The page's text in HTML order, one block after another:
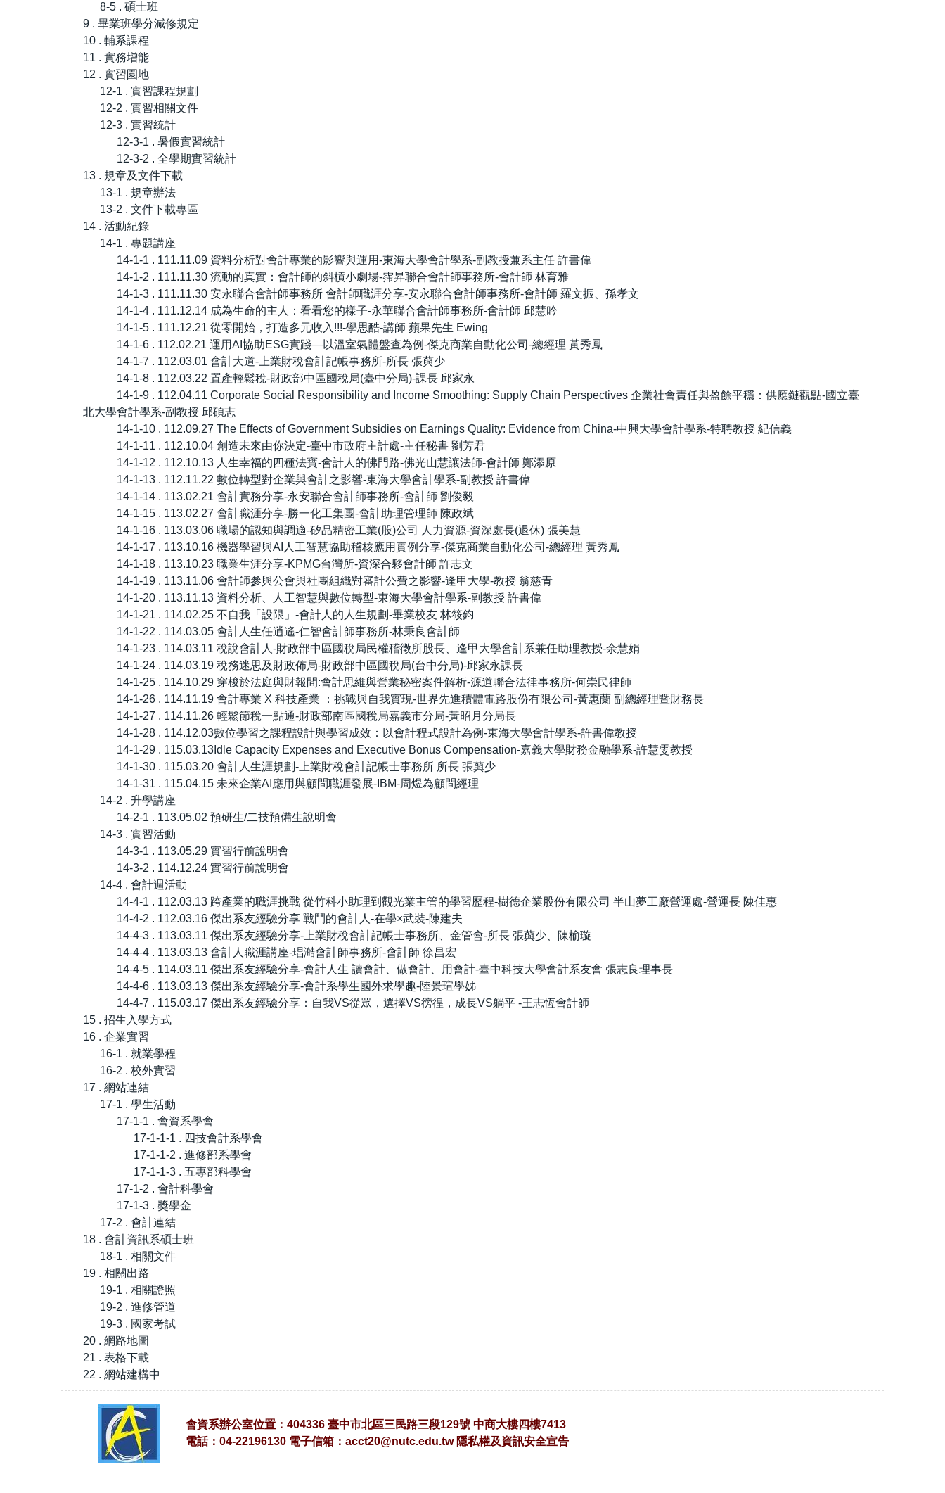
8-5 . 碩士班
9 . 畢業班學分減修規定
10 . 輔系課程
11 . 實務增能
12 . 實習園地
12-1 . 實習課程規劃
12-2 . 實習相關文件
12-3 . 實習統計
12-3-1 . 暑假實習統計
12-3-2 . 全學期實習統計
13 . 規章及文件下載
13-1 . 規章辦法
13-2 . 文件下載專區
14 . 活動紀錄
14-1 . 專題講座
14-1-1 . 111.11.09 資料分析對會計專業的影響與運用-東海大學會計學系-副教授兼系主任 許書偉
14-1-2 . 111.11.30 流動的真實：會計師的斜槓小劇場-霈昇聯合會計師事務所-會計師 林育雅
14-1-3 . 111.11.30 安永聯合會計師事務所 會計師職涯分享-安永聯合會計師事務所-會計師 羅文振、孫孝文
14-1-4 . 111.12.14 成為生命的主人：看看您的樣子-永華聯合會計師事務所-會計師 邱慧吟
14-1-5 . 111.12.21 從零開始，打造多元收入!!!-學思酷-講師 蘋果先生 Ewing
14-1-6 . 112.02.21 運用AI協助ESG實踐—以溫室氣體盤查為例-傑克商業自動化公司-總經理 黃秀鳳
14-1-7 . 112.03.01 會計大道-上業財稅會計記帳事務所-所長 張藇少
14-1-8 . 112.03.22 置產輕鬆稅-財政部中區國稅局(臺中分局)-課長 邱家永
14-1-9 . 112.04.11 Corporate Social Responsibility and Income Smoothing: Supply Chain Perspectives 企業社會責任與盈餘平穩：供應鏈觀點-國立臺
北大學會計學系-副教授 邱碩志
14-1-10 . 112.09.27 The Effects of Government Subsidies on Earnings Quality: Evidence from China-中興大學會計學系-特聘教授 紀信義
14-1-11 . 112.10.04 創造未來由你決定-臺中市政府主計處-主任秘書 劉芳君
14-1-12 . 112.10.13 人生幸福的四種法寶-會計人的佛門路-佛光山慧讓法師-會計師 鄭添原
14-1-13 . 112.11.22 數位轉型對企業與會計之影響-東海大學會計學系-副教授 許書偉
14-1-14 . 113.02.21 會計實務分享-永安聯合會計師事務所-會計師 劉俊毅
14-1-15 . 113.02.27 會計職涯分享-勝一化工集團-會計助理管理師 陳政斌
14-1-16 . 113.03.06 職場的認知與調適-矽品精密工業(股)公司 人力資源-資深處長(退休) 張美慧
14-1-17 . 113.10.16 機器學習與AI人工智慧協助稽核應用實例分享-傑克商業自動化公司-總經理 黃秀鳳
14-1-18 . 113.10.23 職業生涯分享-KPMG台灣所-資深合夥會計師 許志文
14-1-19 . 113.11.06 會計師參與公會與社團組織對審計公費之影響-逢甲大學-教授 翁慈青
14-1-20 . 113.11.13 資料分析、人工智慧與數位轉型-東海大學會計學系-副教授 許書偉
14-1-21 . 114.02.25 不自我「設限」-會計人的人生規劃-畢業校友 林筱鈞
14-1-22 . 114.03.05 會計人生任逍遙-仁智會計師事務所-林秉良會計師
14-1-23 . 114.03.11 稅說會計人-財政部中區國稅局民權稽徵所股長、逢甲大學會計系兼任助理教授-余慧娟
14-1-24 . 114.03.19 稅務迷思及財政佈局-財政部中區國稅局(台中分局)-邱家永課長
14-1-25 . 114.10.29 穿梭於法庭與財報間:會計思維與營業秘密案件解析-源道聯合法律事務所-何崇民律師
14-1-26 . 114.11.19 會計專業 X 科技產業 ：挑戰與自我實現-世界先進積體電路股份有限公司-黃惠蘭 副總經理暨財務長
14-1-27 . 114.11.26 輕鬆節稅一點通-財政部南區國稅局嘉義市分局-黃昭月分局長
14-1-28 . 114.12.03數位學習之課程設計與學習成效：以會計程式設計為例-東海大學會計學系-許書偉教授
14-1-29 . 115.03.13Idle Capacity Expenses and Executive Bonus Compensation-嘉義大學財務金融學系-許慧雯教授
14-1-30 . 115.03.20 會計人生涯規劃-上業財稅會計記帳士事務所 所長 張藇少
14-1-31 . 115.04.15 未來企業AI應用與顧問職涯發展-IBM-周煜為顧問經理
14-2 . 升學講座
14-2-1 . 113.05.02 預研生/二技預備生說明會
14-3 . 實習活動
14-3-1 . 113.05.29 實習行前說明會
14-3-2 . 114.12.24 實習行前說明會
14-4 . 會計週活動
14-4-1 . 112.03.13 跨產業的職涯挑戰 從竹科小助理到觀光業主管的學習歷程-樹德企業股份有限公司 半山夢工廠營運處-營運長 陳佳惠
14-4-2 . 112.03.16 傑出系友經驗分享 戰鬥的會計人-在學×武裝-陳建夫
14-4-3 . 113.03.11 傑出系友經驗分享-上業財稅會計記帳士事務所、金管會-所長 張藇少、陳榆璇
14-4-4 . 113.03.13 會計人職涯講座-琩澔會計師事務所-會計師 徐昌宏
14-4-5 . 114.03.11 傑出系友經驗分享-會計人生 讀會計、做會計、用會計-臺中科技大學會計系友會 張志良理事長
14-4-6 . 113.03.13 傑出系友經驗分享-會計系學生國外求學趣-陸景瑄學姊
14-4-7 . 115.03.17 傑出系友經驗分享：自我VS從眾，選擇VS徬徨，成長VS躺平 -王志恆會計師
15 . 招生入學方式
16 . 企業實習
16-1 . 就業學程
16-2 . 校外實習
17 . 網站連結
17-1 . 學生活動
17-1-1 . 會資系學會
17-1-1-1 . 四技會計系學會
17-1-1-2 . 進修部系學會
17-1-1-3 . 五專部科學會
17-1-2 . 會計科學會
17-1-3 . 獎學金
17-2 . 會計連結
18 . 會計資訊系碩士班
18-1 . 相關文件
19 . 相關出路
19-1 . 相關證照
19-2 . 進修管道
19-3 . 國家考試
20 . 網路地圖
21 . 表格下載
22 . 網站建構中
會資系辦公室位置：404336 臺中市北區三民路三段129號 中商大樓四樓7413
電話：04-22196130 電子信箱： acct20@nutc.edu.tw 隱私權及資訊安全宣告